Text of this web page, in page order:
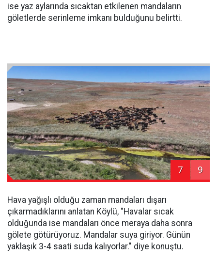
ise yaz aylarında sıcaktan etkilenen mandaların
göletlerde serinleme imkanı bulduğunu belirtti.
7 9
Hava yağışlı olduğu zaman mandaları dışarı
çıkarmadıklarını anlatan Köylü, "Havalar sıcak
olduğunda ise mandaları önce meraya daha sonra
gölete götürüyoruz. Mandalar suya giriyor. Günün
yaklaşık 3-4 saati suda kalıyorlar." diye konuştu.